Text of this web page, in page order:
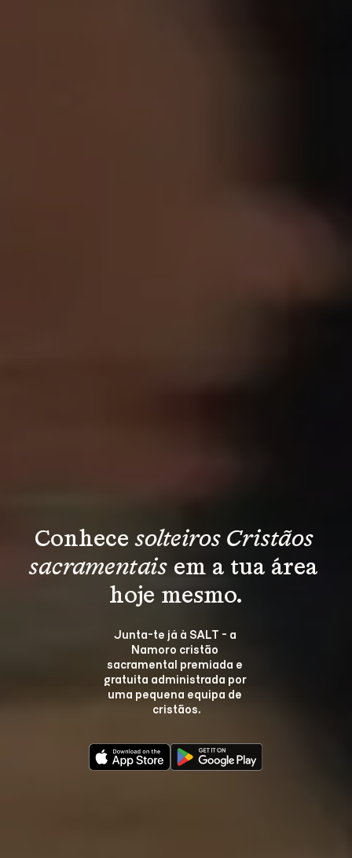
Conhece solteiros Cristãos
sacramentais em a tua área
hoje mesmo.
Junta-te já à SALT - a
Namoro cristão
sacramental premiada e
gratuita administrada por
uma pequena equipa de
cristãos.